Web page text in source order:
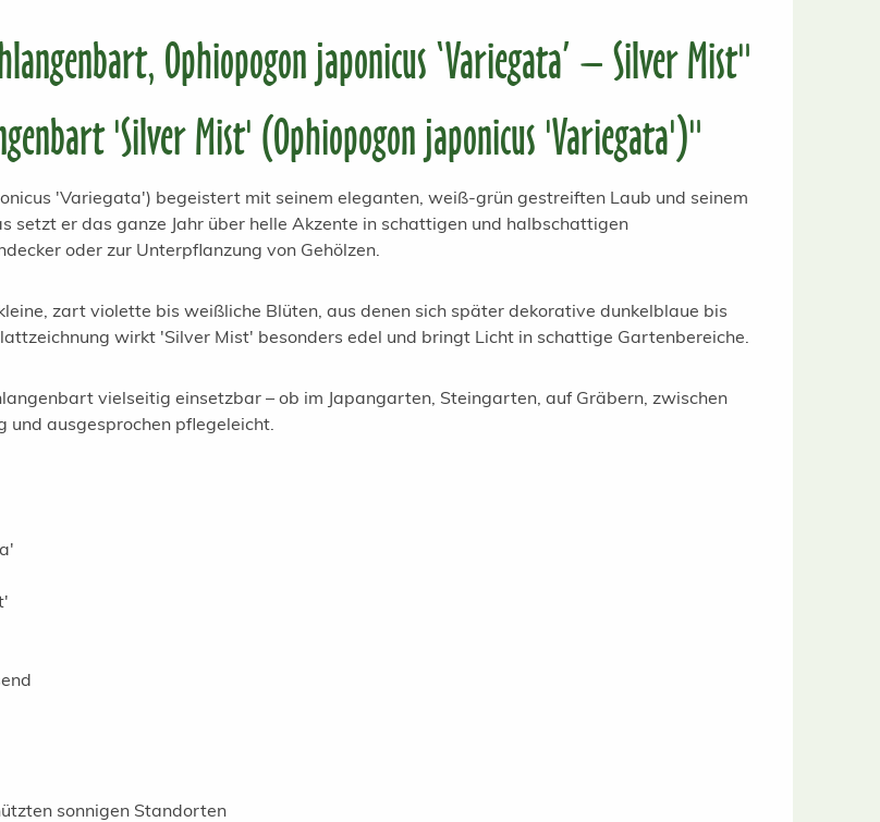
Ophiopogon japonicus ‘Variegata’ – Silver Mist"
'Silver Mist' (Ophiopogon japonicus 'Variegata')"
'Variegata') begeistert mit seinem eleganten, weiß-grün gestreiften Laub und seinem
setzt er das ganze Jahr über helle Akzente in schattigen und halbschattigen
oder zur Unterpflanzung von Gehölzen.
zart violette bis weißliche Blüten, aus denen sich später dekorative dunkelblaue bis
wirkt 'Silver Mist' besonders edel und bringt Licht in schattige Gartenbereiche.
vielseitig einsetzbar – ob im Japangarten, Steingarten, auf Gräbern, zwischen
ausgesprochen pflegeleicht.
sonnigen Standorten